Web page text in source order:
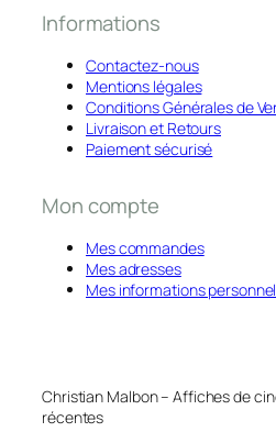
Informations
Contactez-nous
Mentions légales
Conditions Générales de
Livraison et Retours
Paiement sécurisé
Mon compte
Mes commandes
Mes adresses
Mes informations
Christian Malbon – Affiches de
récentes